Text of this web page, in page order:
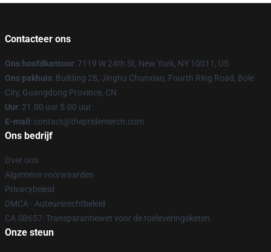
Contacteer ons
Ons hoofdkantoor: 7119 W 24th St, New York, NY 10011, US
Ons pakhuis: Building 28, Jinghu Chunxiao, Fourth Ring Road, Bole
City, Guangdong Province, CN
Uur: 21.00 uur 5.00 uur
E-mail : contact@thepridemerch.com
Ons bedrijf
Over ons
Algemene voorwaarden
Privacybeleid
DMCA - Auteursrechtbeleid
CA SB657: Transparantiewet voor de toeleveringsketen
Onze steun